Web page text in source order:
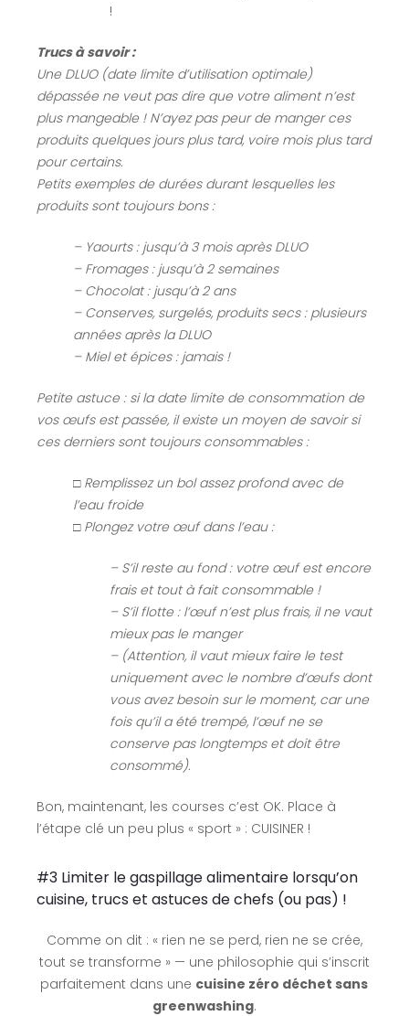
!
Trucs à savoir :
Une DLUO (date limite d’utilisation optimale)
dépassée ne veut pas dire que votre aliment n’est
plus mangeable ! N’ayez pas peur de manger ces
produits quelques jours plus tard, voire mois plus tard
pour certains.
Petits exemples de durées durant lesquelles les
produits sont toujours bons :
– Yaourts : jusqu’à 3 mois après DLUO
– Fromages : jusqu’à 2 semaines
– Chocolat : jusqu’à 2 ans
– Conserves, surgelés, produits secs : plusieurs
années après la DLUO
– Miel et épices : jamais !
Petite astuce : si la date limite de consommation de
vos œufs est passée, il existe un moyen de savoir si
ces derniers sont toujours consommables :
□ Remplissez un bol assez profond avec de
l’eau froide
□ Plongez votre œuf dans l’eau :
– S’il reste au fond : votre œuf est encore
frais et tout à fait consommable !
– S’il flotte : l’œuf n’est plus frais, il ne vaut
mieux pas le manger
– (Attention, il vaut mieux faire le test
uniquement avec le nombre d’œufs dont
vous avez besoin sur le moment, car une
fois qu’il a été trempé, l’œuf ne se
conserve pas longtemps et doit être
consommé).
Bon, maintenant, les courses c’est OK. Place à
l’étape clé un peu plus « sport » : CUISINER !
#3 Limiter le gaspillage alimentaire lorsqu’on
cuisine, trucs et astuces de chefs (ou pas) !
Comme on dit : « rien ne se perd, rien ne se crée,
tout se transforme » — une philosophie qui s’inscrit
parfaitement dans une cuisine zéro déchet sans
greenwashing.